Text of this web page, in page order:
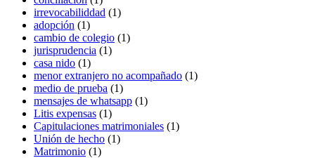
irrevocabiliddad (1)
adopción (1)
cambio de colegio (1)
jurisprudencia (1)
casa nido (1)
menor extranjero no acompañado (1)
medio de prueba (1)
mensajes de whatsapp (1)
Litis expensas (1)
Capitulaciones matrimoniales (1)
Unión de hecho (1)
Matrimonio (1)